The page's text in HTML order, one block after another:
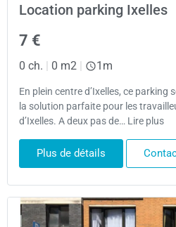
Location parking Ixelles
7 €
0 ch. | 0 m2 | 1m
En plein centre d’Ixelles, ce parking
la solution parfaite pour les
d’Ixelles. A deux pas de… Lire plus
Plus de détails